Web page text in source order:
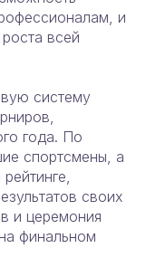
и
всей
систему
года. По
спортсмены, а
своих
и церемония
финальном